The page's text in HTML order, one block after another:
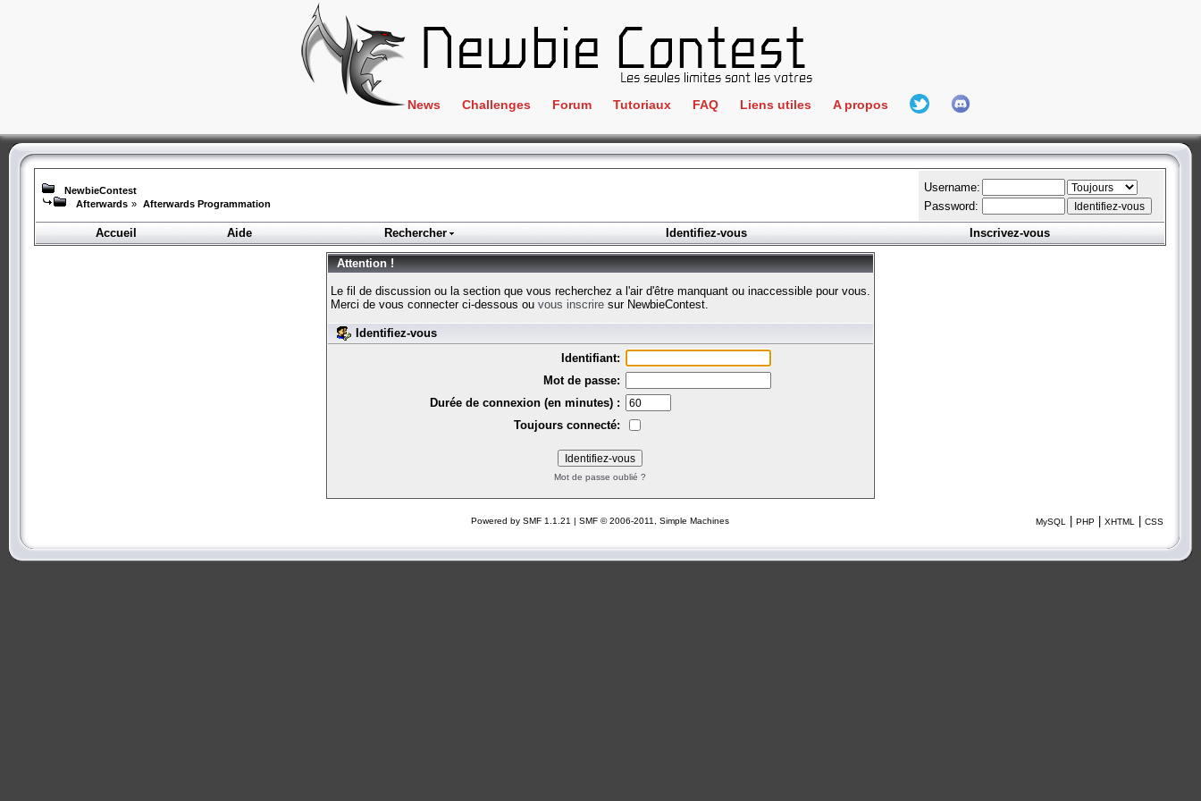
News Challenges
Crackme
ClientSide
Forensics
Hacking
Programmation
Stéganographie
Tous les challenges
Forum Tutoriaux FAQ Liens utiles
IRC
Newbie Connect
Partenaires
Réglement
A propos
L'équipe
Hall Of Fame
NewbieContest
Afterwards » Afterwards Programmation
Username:
Password:
Accueil
Aide Rechercher Identifiez-vous Inscrivez-vous
Attention !
Le fil de discussion ou la section que vous recherchez a l'air d'être manquant ou inaccessible pour vous.
Merci de vous connecter ci-dessous ou vous inscriresur NewbieContest.
Identifiez-vous
Identifiant:
Mot de passe:
Durée de connexion (en minutes) :
Toujours connecté:
Mot de passe oublié ?
Powered by SMF 1.1.21 | SMF © 2006-2011, Simple Machines MySQL | PHP | XHTML | CSS